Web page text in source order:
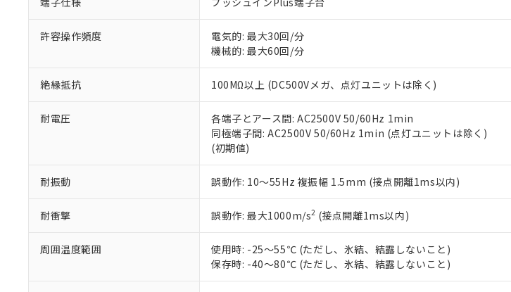
許容操作頻度
電気的: 最大30回/分
機械的: 最大60回/分
絶縁抵抗 100MΩ以上 (DC500Vメガ、点灯ユニットは除く)
耐電圧
各端子とアース間: AC2500V 50/60Hz 1min
同極端子間: AC2500V 50/60Hz 1min (点灯ユニットは除く)
(初期値)
耐振動 誤動作: 10～55Hz 複振幅 1.5mm (接点開離1ms以内)
耐衝撃 誤動作: 最大1000m/s2 (接点開離1ms以内)
周囲温度範囲
使用時: -25～55℃ (ただし、氷結、結露しないこと)
保存時: -40～80℃ (ただし、氷結、結露しないこと)
51物質の非含有証明書（当社基準）
※本証明書は発行日時点で非含有を証明するもので、過去に
また、RoHS指令のフタル酸エステル類４物質の対応では、
既に当社にて対応品への在庫切替を完了していることから
り割愛しております。